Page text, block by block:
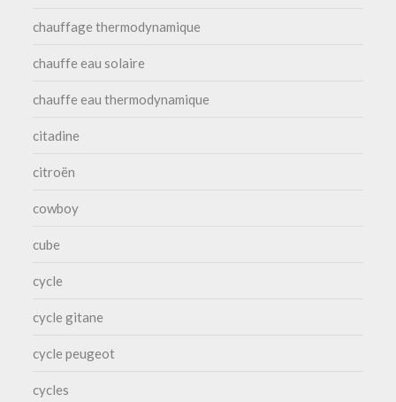
chauffage thermodynamique
chauffe eau solaire
chauffe eau thermodynamique
citadine
citroën
cowboy
cube
cycle
cycle gitane
cycle peugeot
cycles